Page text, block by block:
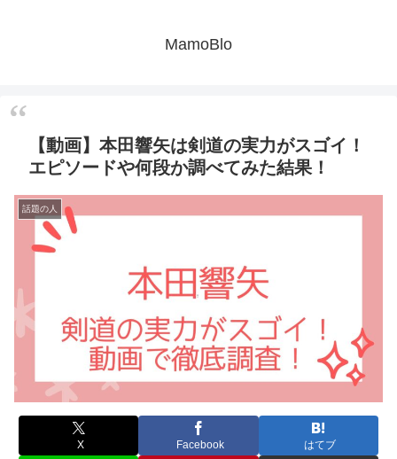
MamoBlo
【動画】本田響矢は剣道の実力がスゴイ！
エピソードや何段か調べてみた結果！
話題の人
X Facebook はてブ